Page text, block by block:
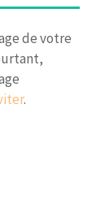
de votre
.